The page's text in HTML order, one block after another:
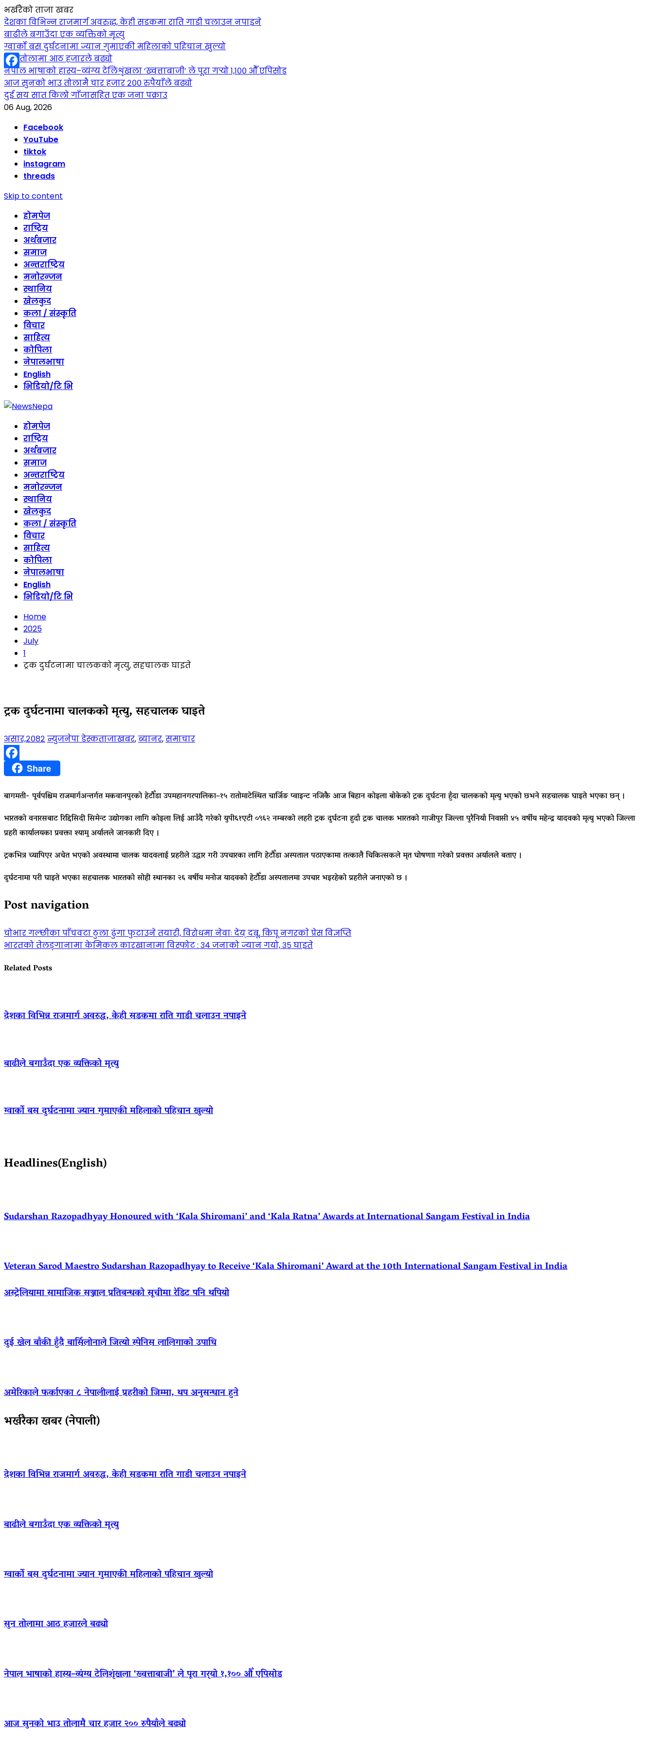
भर्खरैको ताजा खबर
देशका विभिन्न राजमार्ग अवरुद्ध, केही सडकमा राति गाडी चलाउन नपाइने
बाढीले बगाउँदा एक व्यक्तिको मृत्यु
ग्वार्को बस दुर्घटनामा ज्यान गुमाएकी महिलाको पहिचान खुल्यो
सुन तोलामा आठ हजारले बढ्यो
नेपाल भाषाको हास्य–व्यंग्य टेलिशृंखला ‘ख्वत्ताबाजी’ ले पूरा गर्‍यो १,१०० औँ एपिसोड
आज सुनको भाउ तोलामै चार हजार २०० रुपैयाँले बढ्यो
दुई सय सात किलो गाँजासहित एक जना पक्राउ
06 Aug, 2026
Facebook
YouTube
tiktok
instagram
threads
Skip to content
होमपेज
राष्ट्रिय
अर्थबजार
समाज
अन्तराष्ट्रिय
मनोरन्जन
स्थानिय
खेलकुद
कला / संस्कृति
विचार
साहित्य
कोपिला
नेपालभाषा
English
भिडियो/टि भि
होमपेज
राष्ट्रिय
अर्थबजार
समाज
अन्तराष्ट्रिय
मनोरन्जन
स्थानिय
खेलकुद
कला / संस्कृति
विचार
साहित्य
कोपिला
नेपालभाषा
English
भिडियो/टि भि
Home
2025
July
1
ट्रक दुर्घटनामा चालकको मृत्यु, सहचालक घाइते
ट्रक दुर्घटनामा चालकको मृत्यु, सहचालक घाइते
असार,२०८२ न्युजनेपा डेस्कताजाखबर,ब्यानर,समाचार
FacebookShare
बागमती- पूर्वपश्चिम राजमार्गअन्तर्गत मकवानपुरको हेटौँडा उपमहानगरपालिका–१५ रातोमाटेस्थित चार्जिङ प्वाइन्ट नजिकै आज बिहान कोइला बोकेको ट्रक दुर्घटना हुँदा चालकको मृत्यु भएको छभने सहचालक घाइते भएका छन् ।
भारतको वनारसबाट रिद्दिसिदी सिमेन्ट उद्योगका लागि कोइला लिई आउँदै गरेको युपी६१एटी ०९६२ नम्बरको लहरी ट्रक दुर्घटना हुदाँ ट्रक चालक भारतको गाजीपुर जिल्ला पुरैनियाँ निवासी ४५ वर्षीय महेन्द्र यादवको मृत्यु भएको जिल्ला
प्रहरी कार्यालयका प्रवक्ता श्यामु अर्यालले जानकारी दिए ।
ट्रकभित्र च्यापिएर अचेत भएको अवस्थामा चालक यादवलाई प्रहरीले उद्धार गरी उपचारका लागि हेटौँडा अस्पताल पठाएकामा तत्कालै चिकित्सकले मृत घोषणाा गरेको प्रवक्ता अर्यालले बताए ।
दुर्घटनामा परी घाइते भएका सहचालक भारतको सोही स्थानका २६ वर्षीय मनोज यादवको हेटौँडा अस्पतालमा उपचार भइरहेको प्रहरीले जनाएको छ ।
Post navigation
चोभार गल्छीका पाँचवटा ठुला ढुंगा फुटाउने तयारी, विरोधमा नेवाः देय् दबू, किपू नगरकाे प्रेस विज्ञप्ति
भारतको तेलङ्गानामा केमिकल कारखानामा विस्फोट : ३४ जनाको ज्यान गयो, ३५ घाइते
Related Posts
देशका विभिन्न राजमार्ग अवरुद्ध, केही सडकमा राति गाडी चलाउन नपाइने
बाढीले बगाउँदा एक व्यक्तिको मृत्यु
ग्वार्को बस दुर्घटनामा ज्यान गुमाएकी महिलाको पहिचान खुल्यो
Headlines(English)
Sudarshan Razopadhyay Honoured with ‘Kala Shiromani’ and ‘Kala Ratna’ Awards at International Sangam Festival in India
Veteran Sarod Maestro Sudarshan Razopadhyay to Receive ‘Kala Shiromani’ Award at the 10th International Sangam Festival in India
अस्ट्रेलियामा सामाजिक सञ्जाल प्रतिबन्धको सूचीमा रेडिट पनि थपियो
दुई खेल बाँकी हुँदै बार्सिलोनाले जित्यो स्पेनिस लालिगाको उपाधि
अमेरिकाले फर्काएका ८ नेपालीलाई प्रहरीको जिम्मा, थप अनुसन्धान हुने
भर्खरैका खबर (नेपाली)
देशका विभिन्न राजमार्ग अवरुद्ध, केही सडकमा राति गाडी चलाउन नपाइने
बाढीले बगाउँदा एक व्यक्तिको मृत्यु
ग्वार्को बस दुर्घटनामा ज्यान गुमाएकी महिलाको पहिचान खुल्यो
सुन तोलामा आठ हजारले बढ्यो
नेपाल भाषाको हास्य–व्यंग्य टेलिशृंखला ‘ख्वत्ताबाजी’ ले पूरा गर्‍यो १,१०० औँ एपिसोड
आज सुनको भाउ तोलामै चार हजार २०० रुपैयाँले बढ्यो
Facebook